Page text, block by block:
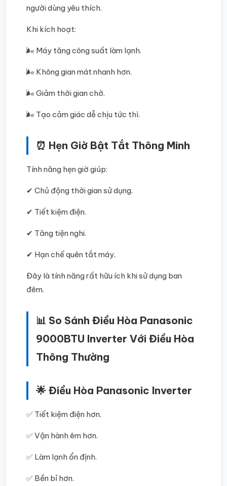
người dùng yêu thích.
Khi kích hoạt:
🌬️ Máy tăng công suất làm lạnh.
🌬️ Không gian mát nhanh hơn.
🌬️ Giảm thời gian chờ.
🌬️ Tạo cảm giác dễ chịu tức thì.
⏰ Hẹn Giờ Bật Tắt Thông Minh
Tính năng hẹn giờ giúp:
✔ Chủ động thời gian sử dụng.
✔ Tiết kiệm điện.
✔ Tăng tiện nghi.
✔ Hạn chế quên tắt máy.
Đây là tính năng rất hữu ích khi sử dụng ban
đêm.
📊 So Sánh Điều Hòa Panasonic
9000BTU Inverter Với Điều Hòa
Thông Thường
🌟 Điều Hòa Panasonic Inverter
✅ Tiết kiệm điện hơn.
✅ Vận hành êm hơn.
✅ Làm lạnh ổn định.
✅ Bền bỉ hơn.